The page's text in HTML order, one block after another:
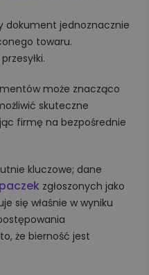
dokument jednoznacznie
towaru.
może znacząco
skuteczne
firmę na bezpośrednie
kluczowe; dane
zgłoszonych jako
się właśnie w wyniku
że bierność jest